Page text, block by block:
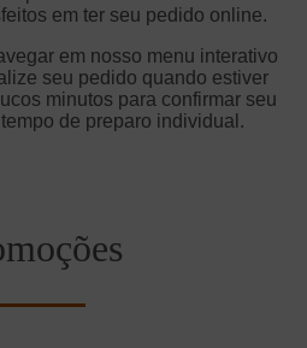
em ter seu pedido online.
em nosso menu interativo
seu pedido quando estiver
minutos para confirmar seu
de preparo individual.